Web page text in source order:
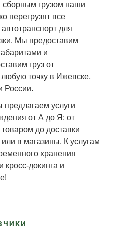
грузом наши
перегрузят все
для
Мы предоставим
и
груз от
точку в Ижевске,
России.
услуги
от А до Я: от
товаром до доставки
в магазины. К услугам
хранения
кросс-докинга и